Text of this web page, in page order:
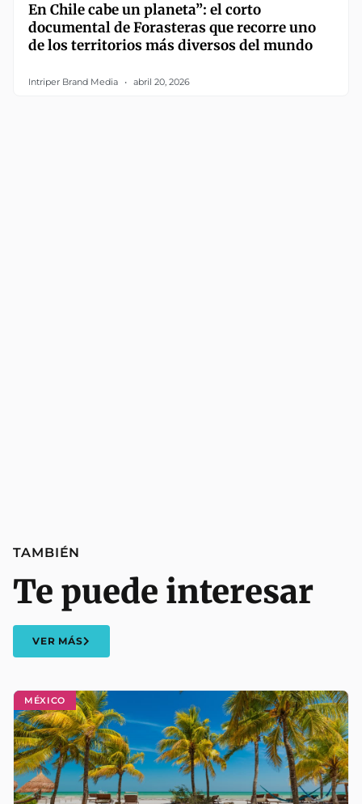
En Chile cabe un planeta”: el corto
documental de Forasteras que recorre uno
de los territorios más diversos del mundo
Intriper Brand Media abril 20, 2026
MÉXICO
TAMBIÉN
Te puede interesar
VER MÁS